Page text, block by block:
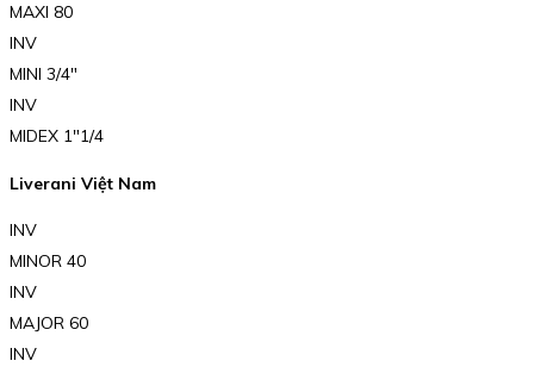
MAXI 80
INV
MINI 3/4″
INV
MIDEX 1″1/4
Liverani Việt Nam
INV
MINOR 40
INV
MAJOR 60
INV